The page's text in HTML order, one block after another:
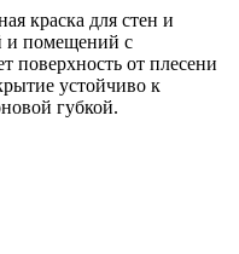
краска для стен и
и помещений с
от плесени
устойчиво к
губкой.